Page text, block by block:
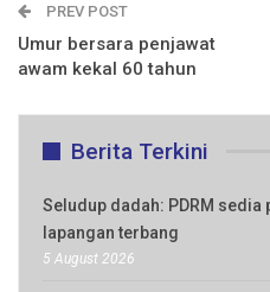
PREV POST
Umur bersara penjawat
awam kekal 60 tahun
Berita Terkini
Seludup dadah: PDRM sedia
lapangan terbang
5 August 2026